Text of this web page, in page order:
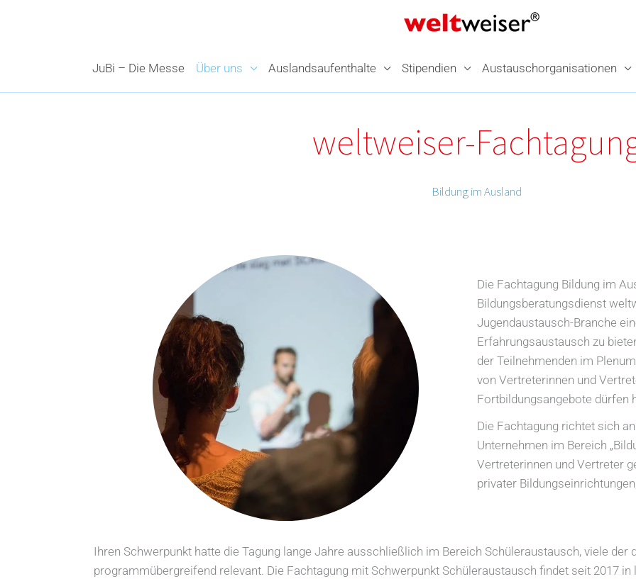
JuBi – Die Messe
Über uns Auslands­­aufenthalte Stipendien Austausch­organisationen
weltweiser-
Bildung im Ausland
Die Fachtagung Bildung im
Bildungsberatungsdienst
Jugendaustausch-Branche
Erfahrungsaustausch zu
der Teilnehmenden im
von Vertreterinnen und
Fortbildungsangebote dürfen
Die Fachtagung richtet sich
Unternehmen im Bereich
Vertreterinnen und Vertreter
privater
Ihren Schwerpunkt hatte die Tagung lange Jahre ausschließlich im Bereich Schüleraustausch, viele
programmübergreifend relevant. Die Fachtagung mit Schwerpunkt Schüleraustausch findet seit 2017